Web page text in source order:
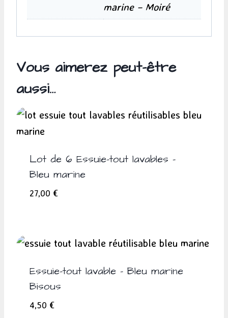
marine – Moiré
Vous aimerez peut-être
aussi…
Lot de 6 Essuie-tout lavables –
Bleu marine
27,00 €
Essuie-tout lavable – Bleu marine
Bisous
4,50 €